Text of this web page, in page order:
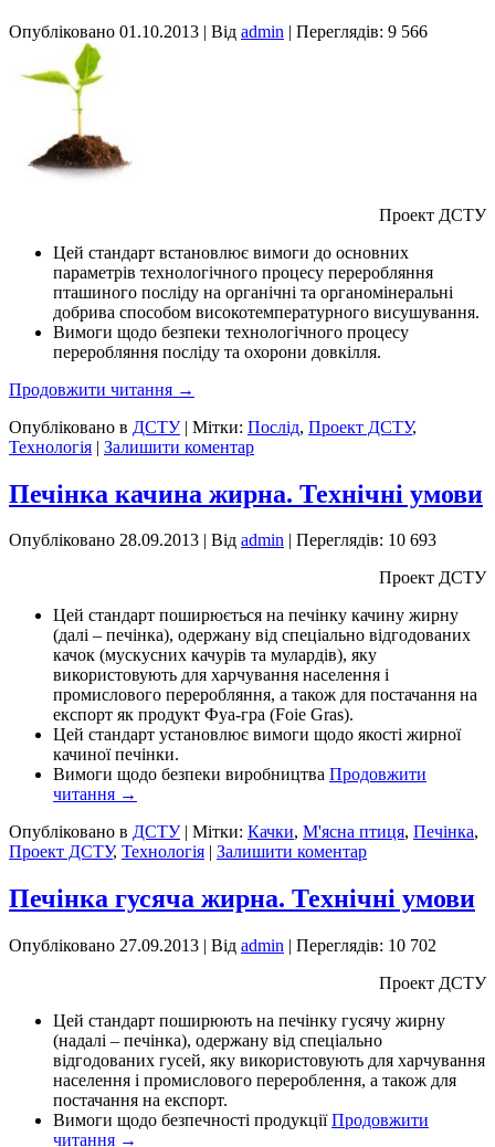
Опубліковано 01.10.2013 | Від admin | Переглядів: 9 566
Проект ДСТУ
Цей стандарт встановлює вимоги до основних
параметрів технологічного процесу переробляння
пташиного посліду на органічні та органомінеральні
добрива способом високотемпературного висушування.
Вимоги щодо безпеки технологічного процесу
переробляння посліду та охорони довкілля.
Продовжити читання →
Опубліковано в ДСТУ| Мітки: Послід, Проект ДСТУ,
Технологія | Залишити коментар
Печінка качина жирна. Технічні умови
Опубліковано 28.09.2013 | Від admin | Переглядів: 10 693
Проект ДСТУ
Цей стандарт поширюється на печінку качину жирну
(далі – печінка), одержану від спеціально відгодованих
качок (мускусних качурів та мулардів), яку
використовують для харчування населення і
промислового переробляння, а також для постачання на
експорт як продукт Фуа-гра (Foie Gras).
Цей стандарт установлює вимоги щодо якості жирної
качиної печінки.
Вимоги щодо безпеки виробництва Продовжити
читання →
Опубліковано в ДСТУ| Мітки: Качки, М'ясна птиця, Печінка,
Проект ДСТУ, Технологія | Залишити коментар
Печінка гусяча жирна. Технічні умови
Опубліковано 27.09.2013 | Від admin | Переглядів: 10 702
Проект ДСТУ
Цей стандарт поширюють на печінку гусячу жирну
(надалі – печінка), одержану від спеціально
відгодованих гусей, яку використовують для харчування
населення і промислового перероблення, а також для
постачання на експорт.
Вимоги щодо безпечності продукціїПродовжити
читання →